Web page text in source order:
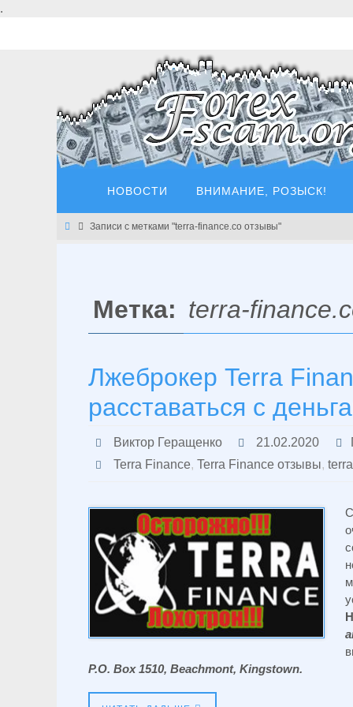
.
НОВОСТИ ВНИМАНИЕ, РОЗЫСК!
Главная
Записи с метками "terra-finance.co отзывы"
Метка: terra-
Лжеброкер Terra
расставаться с
Виктор Геращенко 21.02.2020
Terra Finance, Terra Finance отзывы,
P.O. Box 1510, Beachmont, Kingstown.